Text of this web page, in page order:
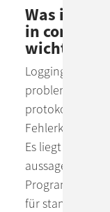
Was ist
in
wichtig?
Logging wird
problematische
protokollieren,
Es liegt in der
aussagekräftig
für